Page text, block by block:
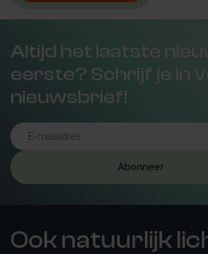
Altijd het laatste
eerste? Schrijf je in
nieuwsbrief!
Abonneer
Ook natuurlijk